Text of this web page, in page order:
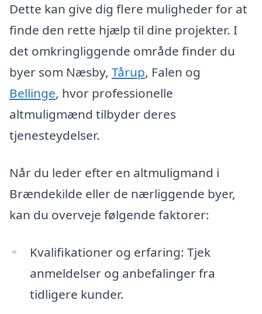
Dette kan give dig flere muligheder for at
finde den rette hjælp til dine projekter. I
det omkringliggende område finder du
byer som Næsby, Tårup, Falen og
Bellinge, hvor professionelle
altmuligmænd tilbyder deres
tjenesteydelser.
Når du leder efter en altmuligmand i
Brændekilde eller de nærliggende byer,
kan du overveje følgende faktorer:
Kvalifikationer og erfaring: Tjek
anmeldelser og anbefalinger fra
tidligere kunder.